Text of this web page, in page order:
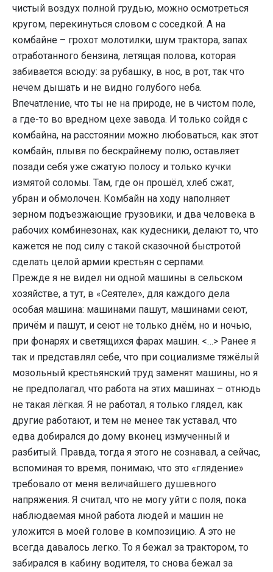
чистый воздух полной грудью, можно осмотреться
кругом, перекинуться словом с соседкой. А на
комбайне – грохот молотилки, шум трактора, запах
отработанного бензина, летящая полова, которая
забивается всюду: за рубашку, в нос, в рот, так что
нечем дышать и не видно голубого неба.
Впечатление, что ты не на природе, не в чистом поле,
а где-то во вредном цехе завода. И только сойдя с
комбайна, на расстоянии можно любоваться, как этот
комбайн, плывя по бескрайнему полю, оставляет
позади себя уже сжатую полосу и только кучки
измятой соломы. Там, где он прошёл, хлеб сжат,
убран и обмолочен. Комбайн на ходу наполняет
зерном подъезжающие грузовики, и два человека в
рабочих комбинезонах, как кудесники, делают то, что
кажется не под силу с такой сказочной быстротой
сделать целой армии крестьян с серпами.
Прежде я не видел ни одной машины в сельском
хозяйстве, а тут, в «Сеятеле», для каждого дела
особая машина: машинами пашут, машинами сеют,
причём и пашут, и сеют не только днём, но и ночью,
при фонарях и светящихся фарах машин. <…> Ранее я
так и представлял себе, что при социализме тяжёлый
мозольный крестьянский труд заменят машины, но я
не предполагал, что работа на этих машинах – отнюдь
не такая лёгкая. Я не работал, я только глядел, как
другие работают, и тем не менее так уставал, что
едва добирался до дому вконец измученный и
разбитый. Правда, тогда я этого не сознавал, а сейчас,
вспоминая то время, понимаю, что это «глядение»
требовало от меня величайшего душевного
напряжения. Я считал, что не могу уйти с поля, пока
наблюдаемая мной работа людей и машин не
уложится в моей голове в композицию. А это не
всегда давалось легко. То я бежал за трактором, то
забирался в кабину водителя, то снова бежал за